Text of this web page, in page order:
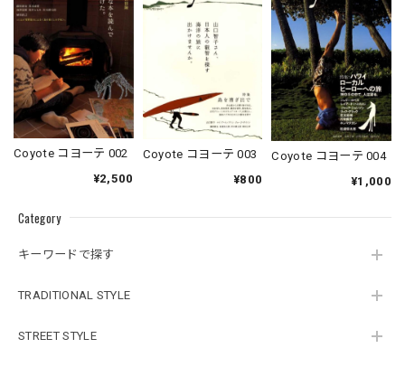
Category
キーワードで探す
TRADITIONAL STYLE
STREET STYLE
Coyote コヨーテ 002
¥2,500
Coyote コヨーテ 003
¥800
Coyote コヨーテ 004
¥1,000